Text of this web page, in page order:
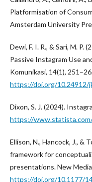
Platformisation of
Amsterdam University
Dewi, F. I. R., & Sari, M.
Passive Instagram Use
Komunikasi, 14(1),
https://doi.org/10.24912/
Dixon, S. J. (2024).
https://
Ellison, N., Hancock, J., &
framework for
presentations. New
https://doi.org/10.1177/